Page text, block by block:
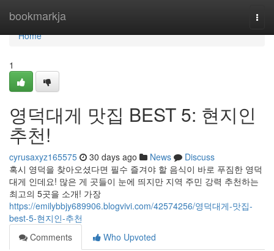
bookmarkja
Home
Home
1
영덕대게 맛집 BEST 5: 현지인
추천!
cyrusaxyz165575 30 days ago News
Discuss
혹시 영덕을 찾아오셨다면 필수 즐겨야 할 음식이 바로 푸짐한 영덕
대게 인데요! 많은 게 곳들이 눈에 띄지만 지역 주민 강력 추천하는
최고의 5곳을 소개! 가장
https://emilybbjy689906.blogvivi.com/42574256/영덕대게-맛집-
best-5-현지인-추천
Comments
Who Upvoted